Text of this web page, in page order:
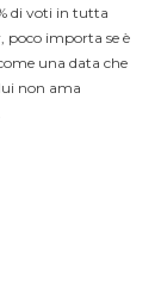
di voti in tutta
poco importa se è
una data che
non ama